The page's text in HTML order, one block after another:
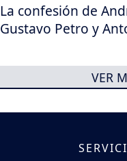
La confesión de
Gustavo Petro y
VER